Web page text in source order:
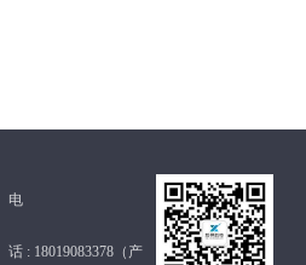
电
话 : 18019083378（产